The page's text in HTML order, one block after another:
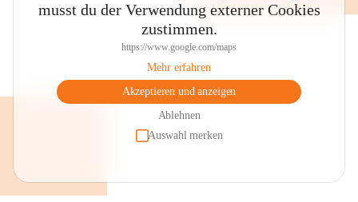
musst du der Verwendung externer Cookies
zustimmen.
https://www.google.com/maps
Mehr erfahren
Akzeptieren und anzeigen
Ablehnen
Auswahl merken